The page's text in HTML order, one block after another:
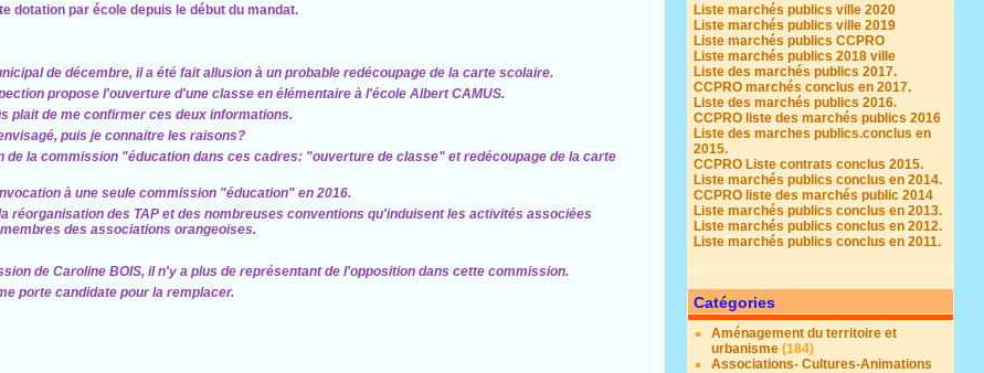
dotation par école depuis le début du mandat.
de décembre, il a été fait allusion à un probable redécoupage de la carte scolaire.
propose l'ouverture d'une classe en élémentaire à l'école Albert CAMUS.
plait de me confirmer ces deux informations.
puis je connaitre les raisons?
de la commission "éducation dans ces cadres: "ouverture de classe" et redécoupage de la carte
à une seule commission "éducation" en 2016.
réorganisation des TAP et des nombreuses conventions qu'induisent les activités associées
des associations orangeoises.
de Caroline BOIS, il n'y a plus de représentant de l'opposition dans cette commission.
porte candidate pour la remplacer.
Liste marchés publics ville 2020
Liste marchés publics ville 2019
Liste marchés publics CCPRO
Liste marchés publics 2018 ville
Liste des marchés publics 2017.
CCPRO marchés conclus en 2017.
Liste des marchés publics 2016.
CCPRO liste des marchés publics 2016
Liste des marches publics.conclus en
2015.
CCPRO Liste contrats conclus 2015.
Liste marchés publics conclus en 2014.
CCPRO liste des marchés public 2014
Liste marchés publics conclus en 2013.
Liste marchés publics conclus en 2012.
Liste marchés publics conclus en 2011.
Catégories
Aménagement du territoire et
urbanisme (184)
Associations- Cultures-Animations